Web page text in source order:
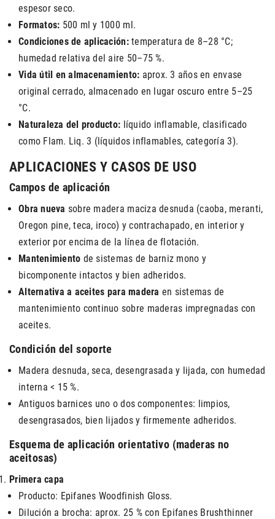
espesor seco.
Formatos: 500 ml y 1000 ml.
Condiciones de aplicación:temperatura de 8–28 °C;
humedad relativa del aire 50–75 %.
Vida útil en almacenamiento: aprox. 3 años en envase
original cerrado, almacenado en lugar oscuro entre 5–25
°C.
Naturaleza del producto: líquido inflamable, clasificado
como Flam. Liq. 3 (líquidos inflamables, categoría 3).
APLICACIONES Y CASOS DE USO
Campos de aplicación
Obra nueva sobre madera maciza desnuda (caoba, meranti,
Oregon pine, teca, iroco) y contrachapado, en interior y
exterior por encima de la línea de flotación.
Mantenimiento de sistemas de barniz mono y
bicomponente intactos y bien adheridos.
Alternativa a aceites para madera en sistemas de
mantenimiento continuo sobre maderas impregnadas con
aceites.
Condición del soporte
Madera desnuda, seca, desengrasada y lijada, con humedad
interna < 15 %.
Antiguos barnices uno o dos componentes: limpios,
desengrasados, bien lijados y firmemente adheridos.
Esquema de aplicación orientativo (maderas no
aceitosas)
Primera capa
Producto: Epifanes Woodfinish Gloss.
Dilución a brocha: aprox. 25 % con Epifanes Brushthinner